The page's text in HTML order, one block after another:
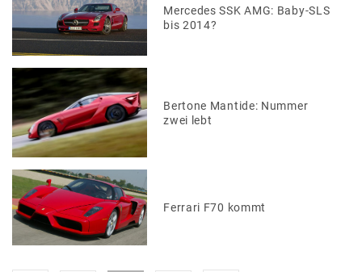
Mercedes SSK AMG: Baby-SLS
bis 2014?
Bertone Mantide: Nummer
zwei lebt
Ferrari F70 kommt